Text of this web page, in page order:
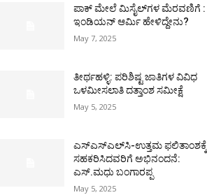
ಪಾಕ್​ ಮೇಲೆ ಮಿಸೈಲ್​ಗಳ ಮೆರವಣಿಗೆ :
ಇಂಡಿಯನ್ ಆರ್ಮಿ ಹೇಳಿದ್ದೇನು?
May 7, 2025
ತೀರ್ಥಹಳ್ಳಿ: ಪರಿಶಿಷ್ಟ ಜಾತಿಗಳ ವಿವಿಧ
ಒಳಮೀಸಲಾತಿ ದತ್ತಾಂಶ ಸಮೀಕ್ಷೆ
May 5, 2025
ಎಸ್‌ಎಸ್‌ಎಲ್‌ಸಿ-ಉತ್ತಮ ಫಲಿತಾಂಶಕ್ಕೆ
ಸಹಕರಿಸಿದವರಿಗೆ ಅಭಿನಂದನೆ:
ಎಸ್.ಮಧು ಬಂಗಾರಪ್ಪ
May 5, 2025